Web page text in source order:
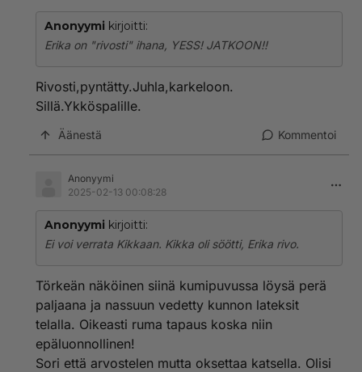
Anonyymi kirjoitti:
Erika on "rivosti" ihana, YESS! JATKOON!!
Rivosti,pyntätty.Juhla,karkeloon.
Sillä.Ykköspalille.
Äänestä Kommentoi
Anonyymi
2025-02-13 00:08:28
Anonyymi kirjoitti:
Ei voi verrata Kikkaan. Kikka oli söötti, Erika rivo.
Törkeän näköinen siinä kumipuvussa löysä perä
paljaana ja nassuun vedetty kunnon lateksit
telalla. Oikeasti ruma tapaus koska niin
epäluonnollinen!
Sori että arvostelen mutta oksettaa katsella. Olisi